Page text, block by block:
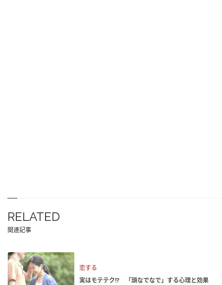
RELATED
関連記事
恋する
実はモテテク!? 「頭なでなで」する心理と効果